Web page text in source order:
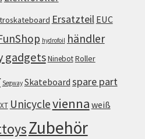
Ersatzteil EUC
hydrofoil händler
gadgetsNinebotRoller
Segway Skateboard spare part
Unicyclevienna weiß
Zubehör